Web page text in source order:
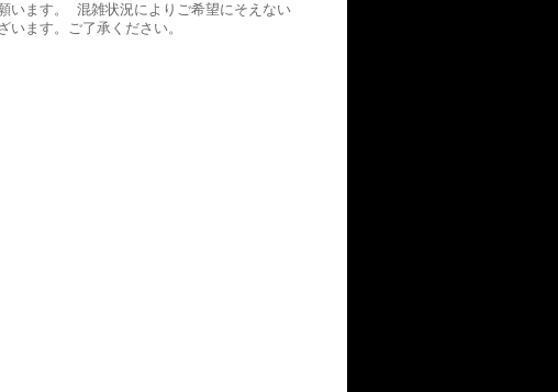
います。 混雑状況によりご希望にそえない
います。ご了承ください。